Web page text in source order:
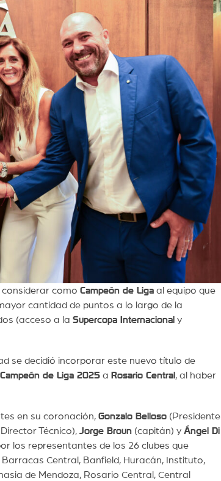
considerar como Campeón de Ligaal equipo que
cantidad de puntos a lo largo de la
(acceso a la Supercopa Internacional y
se decidió incorporar este nuevo título de
Campeón de Liga 2025a Rosario Central , al haber
en su coronación, Gonzalo Belloso(Presidente
Técnico), Jorge Broun(capitán) y Ángel Di
los representantes de los 26 clubes que
Central, Banfield, Huracán, Instituto,
de Mendoza, Rosario Central, Central